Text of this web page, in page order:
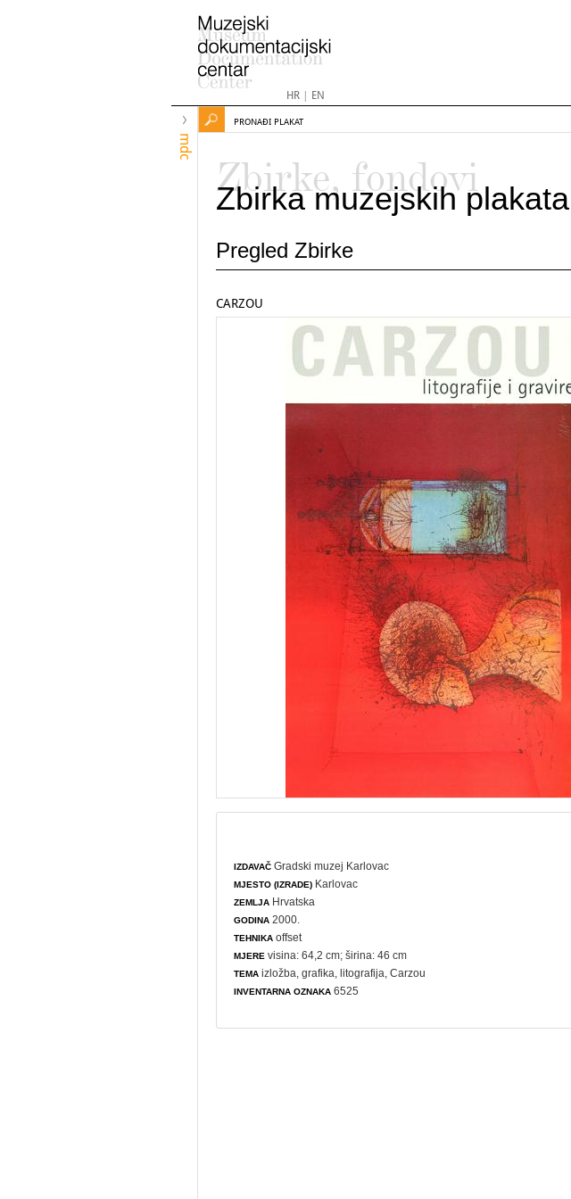
HR| EN
mdc
PRONAĐI PLAKAT
Zbirke, fondovi
Zbirka muzejskih plakata
Pregled Zbirke
CARZOU
IZDAVAČ Gradski muzej Karlovac
MJESTO (IZRADE) Karlovac
ZEMLJA Hrvatska
GODINA 2000.
TEHNIKA offset
MJERE visina: 64,2 cm; širina: 46 cm
TEMA izložba ,grafika ,litografija , Carzou
INVENTARNA OZNAKA 6525